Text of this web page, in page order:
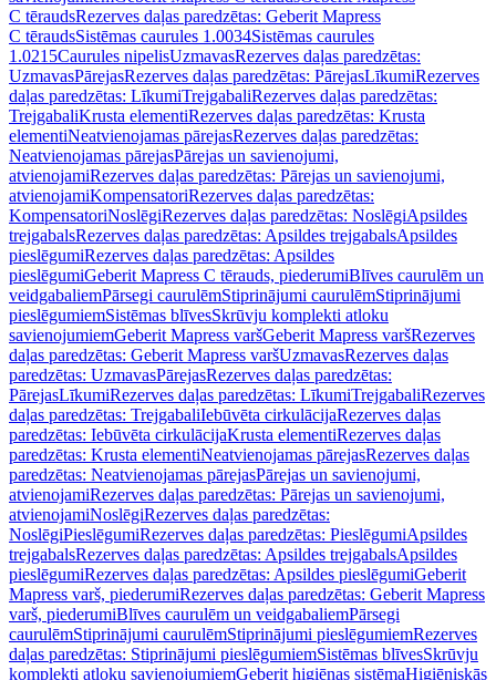
C tēraudsRezerves daļas paredzētas: Geberit Mapress
C tēraudsSistēmas caurules 1.0034Sistēmas caurules
1.0215Caurules nipelisUzmavasRezerves daļas paredzētas:
UzmavasPārejasRezerves daļas paredzētas: PārejasLīkumiRezerves
daļas paredzētas: LīkumiTrejgabaliRezerves daļas paredzētas:
TrejgabaliKrusta elementiRezerves daļas paredzētas: Krusta
elementiNeatvienojamas pārejasRezerves daļas paredzētas:
Neatvienojamas pārejasPārejas un savienojumi,
atvienojamiRezerves daļas paredzētas: Pārejas un savienojumi,
atvienojamiKompensatoriRezerves daļas paredzētas:
KompensatoriNoslēgiRezerves daļas paredzētas: NoslēgiApsildes
trejgabalsRezerves daļas paredzētas: Apsildes trejgabalsApsildes
pieslēgumiRezerves daļas paredzētas: Apsildes
pieslēgumiGeberit Mapress C tērauds, piederumiBlīves caurulēm un
veidgabaliemPārsegi caurulēmStiprinājumi caurulēmStiprinājumi
pieslēgumiemSistēmas blīvesSkrūvju komplekti atloku
savienojumiemGeberit Mapress varšGeberit Mapress varšRezerves
daļas paredzētas: Geberit Mapress varšUzmavasRezerves daļas
paredzētas: UzmavasPārejasRezerves daļas paredzētas:
PārejasLīkumiRezerves daļas paredzētas: LīkumiTrejgabaliRezerves
daļas paredzētas: TrejgabaliIebūvēta cirkulācijaRezerves daļas
paredzētas: Iebūvēta cirkulācijaKrusta elementiRezerves daļas
paredzētas: Krusta elementiNeatvienojamas pārejasRezerves daļas
paredzētas: Neatvienojamas pārejasPārejas un savienojumi,
atvienojamiRezerves daļas paredzētas: Pārejas un savienojumi,
atvienojamiNoslēgiRezerves daļas paredzētas:
NoslēgiPieslēgumiRezerves daļas paredzētas: PieslēgumiApsildes
trejgabalsRezerves daļas paredzētas: Apsildes trejgabalsApsildes
pieslēgumiRezerves daļas paredzētas: Apsildes pieslēgumiGeberit
Mapress varš, piederumiRezerves daļas paredzētas: Geberit Mapress
varš, piederumiBlīves caurulēm un veidgabaliemPārsegi
caurulēmStiprinājumi caurulēmStiprinājumi pieslēgumiemRezerves
daļas paredzētas: Stiprinājumi pieslēgumiemSistēmas blīvesSkrūvju
komplekti atloku savienojumiemGeberit higiēnas sistēmaHigiēniskās